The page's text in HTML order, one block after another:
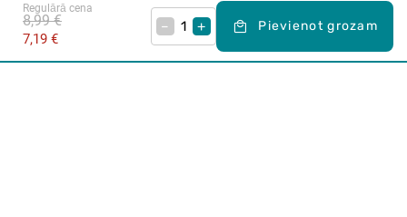
Regulārā cena
7,19 €
8,99 € – + Pievienot grozam